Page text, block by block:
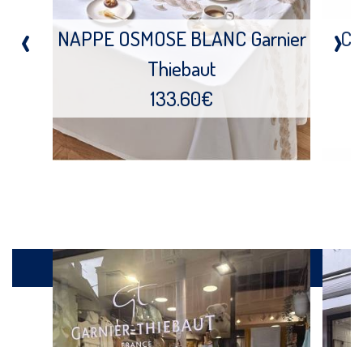
NAPPE OSMOSE BLANC Garnier
Thiebaut
133.60€
‹ ›
Galerie